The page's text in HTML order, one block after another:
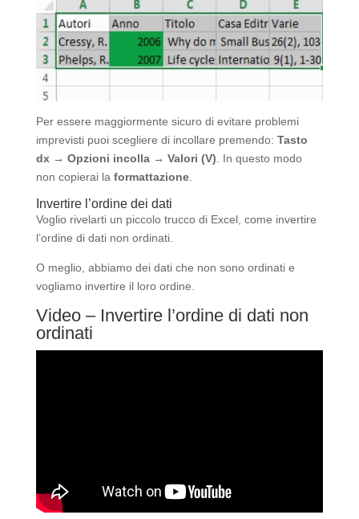
Per essere maggiormente sicuro di evitare problemi
imprevisti puoi scegliere di incollare premendo: Tasto
dx → Opzioni incolla → Valori (V) . In questo modo
non copierai la formattazione.
Invertire l’ordine dei dati
Voglio rivelarti un piccolo trucco di Excel, come invertire
l’ordine di dati non ordinati.
O meglio, abbiamo dei dati che non sono ordinati e
vogliamo invertire il loro ordine.
Video – Invertire l’ordine di dati non
ordinati